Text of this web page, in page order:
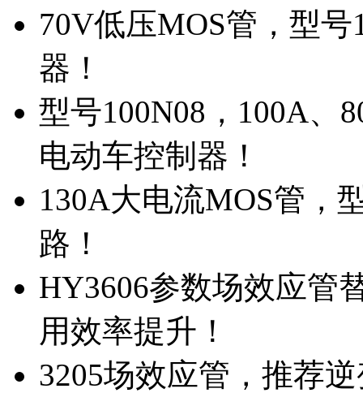
70V低压MOS管，型
器！
型号100N08，100A、
电动车控制器！
130A大电流MOS管，
路！
HY3606参数场效应管
用效率提升！
3205场效应管，推荐